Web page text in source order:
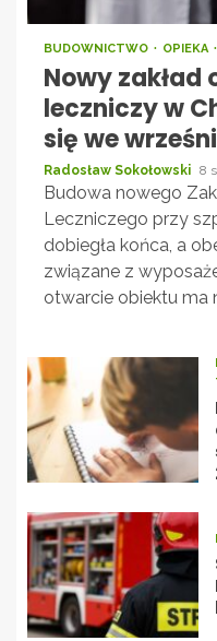
BUDOWNICTWO OPIEKA
Nowy zakład
leczniczy w
się we
Radosław Sokołowski 8
Budowa nowego
Leczniczego przy
dobiegła końca, a
związane z
otwarcie obiektu ma